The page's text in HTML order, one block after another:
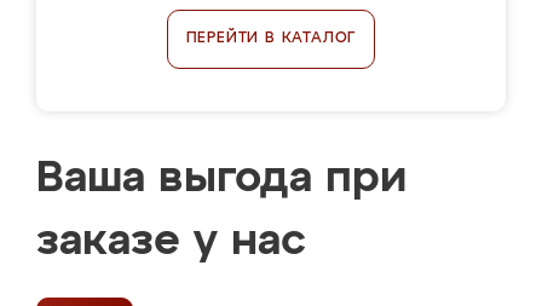
ПЕРЕЙТИ В КАТАЛОГ
Ваша выгода при
заказе у нас